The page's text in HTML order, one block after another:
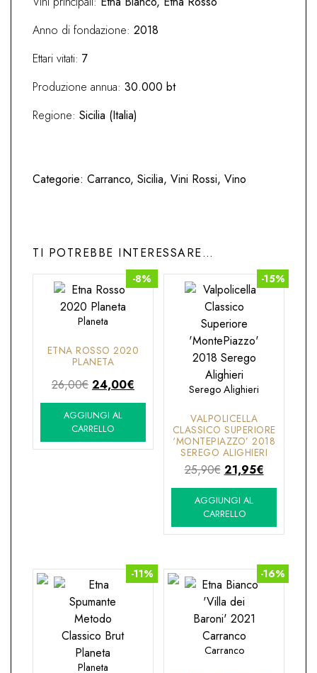
Anno di fondazione: 2018
Ettari vitati: 7
Produzione annua: 30.000 bt
Regione: Sicilia (Italia)
Categorie: Carranco, Sicilia, Vini Rossi, Vino
TI POTREBBE INTERESSARE…
-8%
Planeta
ETNA ROSSO 2020
PLANETA
26,00€ Il
prezzo
originale
era:
26,00€.
24,00€Il
prezzo
24,00€.
AGGIUNGI AL
CARRELLO
-15%
Serego Alighieri
VALPOLICELLA
CLASSICO SUPERIORE
‘MONTEPIAZZO’ 2018
SEREGO ALIGHIERI
25,90€ Il
prezzo
originale
era:
25,90€.
21,95€Il
prezzo
21,95€.
AGGIUNGI AL
CARRELLO
-11%
Planeta
-16%
Carranco